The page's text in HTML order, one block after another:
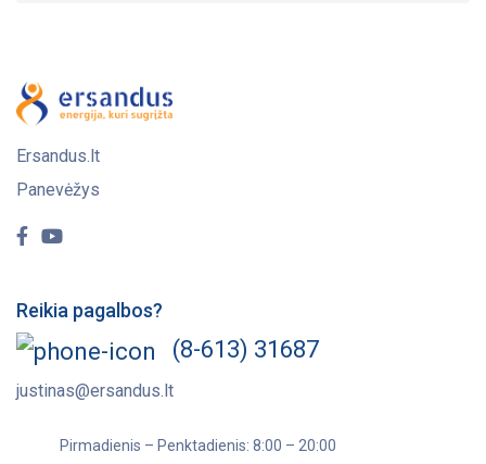
Ersandus.lt
Panevėžys
Reikia pagalbos?
(8-613) 31687
justinas@ersandus.lt
Pirmadienis – Penktadienis: 8:00 – 20:00